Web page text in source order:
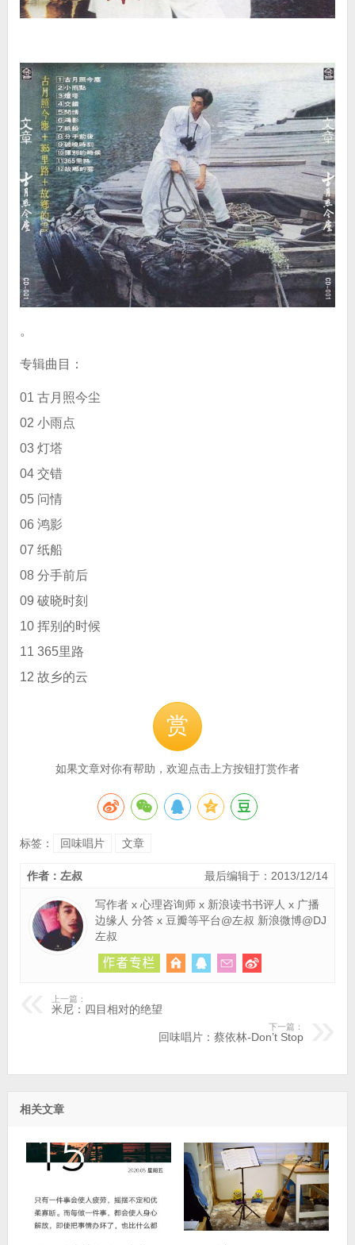
。
专辑曲目：
01 古月照今尘
02 小雨点
03 灯塔
04 交错
05 问情
06 鸿影
07 纸船
08 分手前后
09 破晓时刻
10 挥别的时候
11 365里路
12 故乡的云
赏
如果文章对你有帮助，欢迎点击上方按钮打赏作者
标签： 回味唱片 文章
最后编辑于：2013/12/14
作者：左叔
写作者 x 心理咨询师 x 新浪读书书评人 x 广播
边缘人 分答 x 豆瓣等平台@左叔 新浪微博@DJ
左叔
上一篇：
米尼：四目相对的绝望
下一篇：
回味唱片：蔡依林-Don’t Stop
相关文章